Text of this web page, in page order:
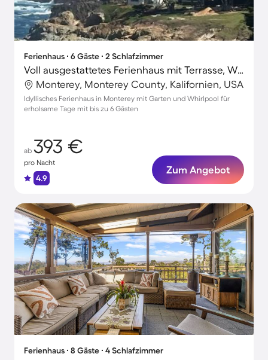
Ferienhaus ∙ 6 Gäste ∙ 2 Schlafzimmer
Voll ausgestattetes Ferienhaus mit Terrasse, Whirlpool und Grill
Monterey, Monterey County, Kalifornien, USA
Idyllisches Ferienhaus in Monterey mit Garten und Whirlpool für
erholsame Tage mit bis zu 6 Gästen
ab 393 €
pro Nacht
4.9
Zum Angebot
Ferienhaus ∙ 8 Gäste ∙ 4 Schlafzimmer